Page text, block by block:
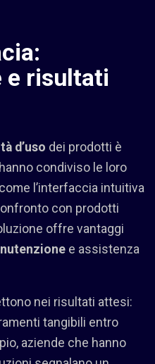
e risultati
d’uso dei prodotti è
condiviso le loro
l’interfaccia intuitiva
con prodotti
offre vantaggi
e assistenza
nei risultati attesi:
tangibili entro
aziende che hanno